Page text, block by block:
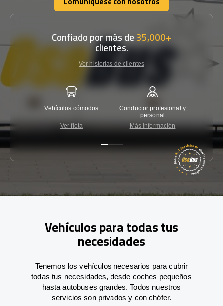
Comuníquese con nosotros
Confiado por más de35,000+
clientes.
Ver historias de clientes
Vehículos cómodos
Ver flota
Conductor profesional y
personal
Más información
Vehículos para todas tus
necesidades
Tenemos los vehículos necesarios para cubrir
todas tus necesidades, desde coches pequeños
hasta autobuses grandes. Todos nuestros
servicios son privados y con chófer.